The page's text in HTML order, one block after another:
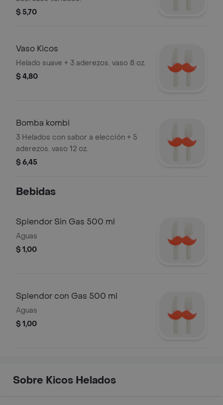
$ 5,70
Vaso Kicos
Helado suave + 3 aderezos. vaso 8 oz.
$ 4,80
Bomba kombi
3 Helados con sabor a elección + 5
aderezos. vaso 12 oz.
$ 6,45
Bebidas
Splendor Sin Gas 500 ml
Aguas
$ 1,00
Splendor con Gas 500 ml
Aguas
$ 1,00
Sobre Kicos Helados